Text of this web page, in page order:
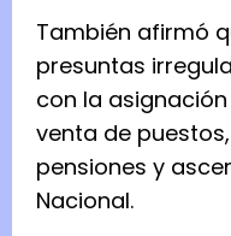
o
D
e
O
l
e
o
También afirmó
presuntas
con la
venta de
pensiones y
Nacional.